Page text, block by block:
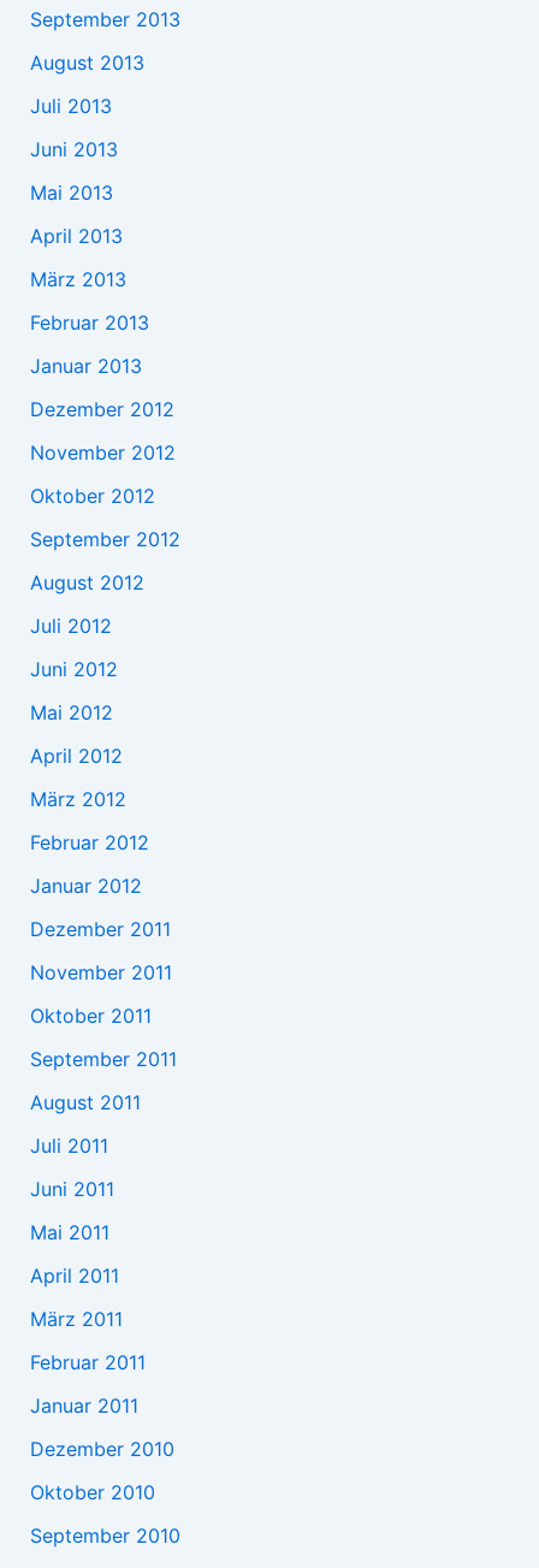
September 2013
August 2013
Juli 2013
Juni 2013
Mai 2013
April 2013
März 2013
Februar 2013
Januar 2013
Dezember 2012
November 2012
Oktober 2012
September 2012
August 2012
Juli 2012
Juni 2012
Mai 2012
April 2012
März 2012
Februar 2012
Januar 2012
Dezember 2011
November 2011
Oktober 2011
September 2011
August 2011
Juli 2011
Juni 2011
Mai 2011
April 2011
März 2011
Februar 2011
Januar 2011
Dezember 2010
Oktober 2010
September 2010